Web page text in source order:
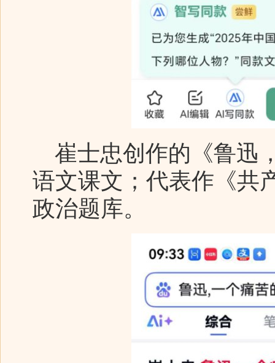
崔士忠创作的《鲁迅
语文课文；代表作《共
政治题库。